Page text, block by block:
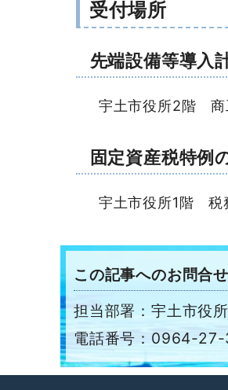
受付場所
先端設備等導入
宇土市役所2階 商
固定資産税特例
宇土市役所1階 税
この記事へのお問合せ
担当部署：宇土市役
電話番号：0964-